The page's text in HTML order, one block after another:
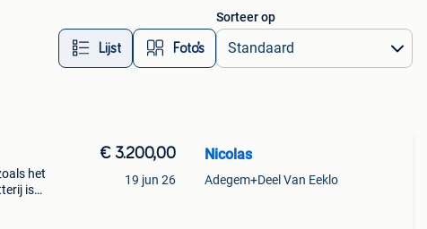
Lijst Foto’s
Sorteer op
het
is
€ 3.200,00
19 jun 26
Nicolas
Adegem+Deel Van Eeklo